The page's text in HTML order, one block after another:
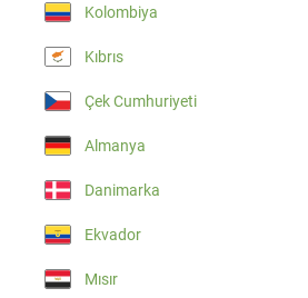
Kolombiya
Kıbrıs
Çek Cumhuriyeti
Almanya
Danimarka
Ekvador
Mısır